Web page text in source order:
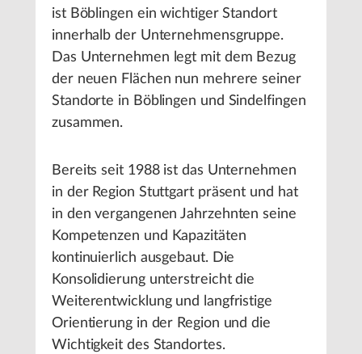
ist Böblingen ein wichtiger Standort
innerhalb der Unternehmensgruppe.
Das Unternehmen legt mit dem Bezug
der neuen Flächen nun mehrere seiner
Standorte in Böblingen und Sindelfingen
zusammen.
Bereits seit 1988 ist das Unternehmen
in der Region Stuttgart präsent und hat
in den vergangenen Jahrzehnten seine
Kompetenzen und Kapazitäten
kontinuierlich ausgebaut. Die
Konsolidierung unterstreicht die
Weiterentwicklung und langfristige
Orientierung in der Region und die
Wichtigkeit des Standortes.